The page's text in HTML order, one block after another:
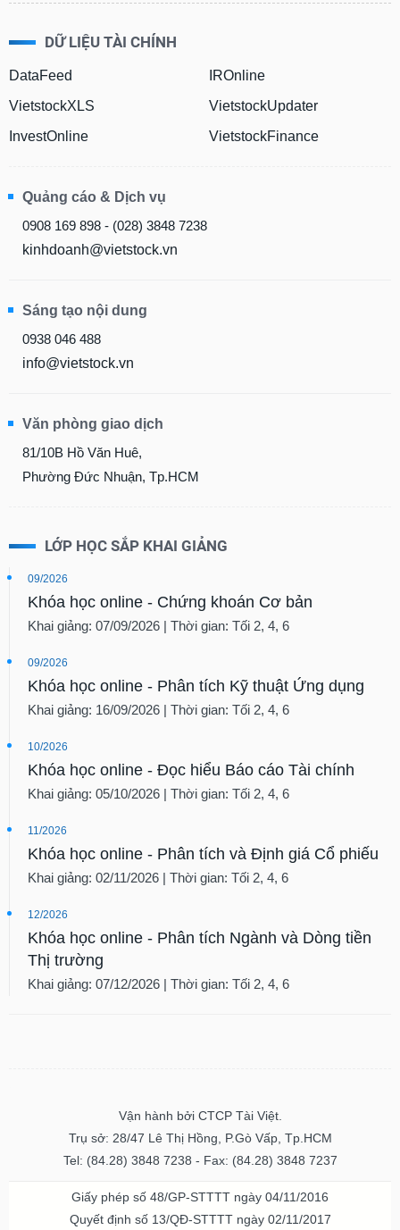
DỮ LIỆU TÀI CHÍNH
DataFeed
VietstockXLS
InvestOnline
IROnline
VietstockUpdater
VietstockFinance
Quảng cáo & Dịch vụ
0908 169 898 - (028) 3848 7238
kinhdoanh@vietstock.vn
Sáng tạo nội dung
0938 046 488
info@vietstock.vn
Văn phòng giao dịch
81/10B Hồ Văn Huê,
Phường Đức Nhuận, Tp.HCM
LỚP HỌC SẮP KHAI GIẢNG
09/2026
Khóa học online - Chứng khoán Cơ bản
Khai giảng: 07/09/2026 | Thời gian: Tối 2, 4, 6
09/2026
Khóa học online - Phân tích Kỹ thuật Ứng dụng
Khai giảng: 16/09/2026 | Thời gian: Tối 2, 4, 6
10/2026
Khóa học online - Đọc hiểu Báo cáo Tài chính
Khai giảng: 05/10/2026 | Thời gian: Tối 2, 4, 6
11/2026
Khóa học online - Phân tích và Định giá Cổ phiếu
Khai giảng: 02/11/2026 | Thời gian: Tối 2, 4, 6
12/2026
Khóa học online - Phân tích Ngành và Dòng tiền
Thị trường
Khai giảng: 07/12/2026 | Thời gian: Tối 2, 4, 6
Vận hành bởi CTCP Tài Việt.
Trụ sở: 28/47 Lê Thị Hồng, P.Gò Vấp, Tp.HCM
Tel: (84.28) 3848 7238 - Fax: (84.28) 3848 7237
Giấy phép số 48/GP-STTTT ngày 04/11/2016
Quyết định số 13/QĐ-STTTT ngày 02/11/2017
cụ
Truyền
chính
tài
chính